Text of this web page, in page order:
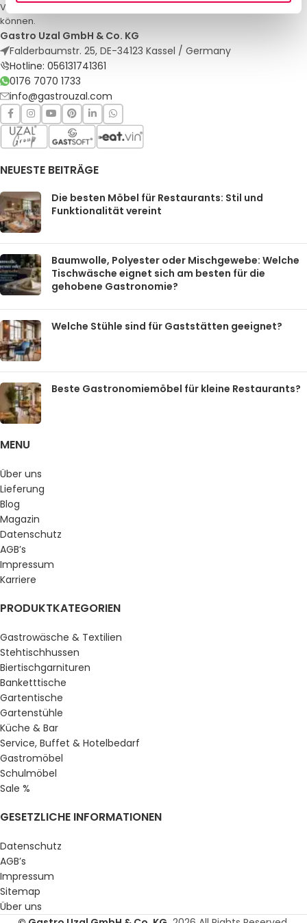
Veranstaltungen. Qualität und Service, auf die Sie sich verlassen
können.
Gastro Uzal GmbH & Co. KG
Falderbaumstr. 25, DE-34123 Kassel / Germany
Hotline: 056131741361
0176 7070 1733
info@gastrouzal.com
NEUESTE BEITRÄGE
Die besten Möbel für Restaurants: Stil und
Funktionalität vereint
Baumwolle, Polyester oder Mischgewebe: Welche
Tischwäsche eignet sich am besten für die
gehobene Gastronomie?
Welche Stühle sind für Gaststätten geeignet?
Beste Gastronomiemöbel für kleine Restaurants?
MENU
Über uns
Lieferung
Blog
Magazin
Datenschutz
AGB’s
Impressum
Karriere
PRODUKTKATEGORIEN
Gastrowäsche & Textilien
Stehtischhussen
Biertischgarnituren
Banketttische
Gartentische
Gartenstühle
Küche & Bar
Service, Buffet & Hotelbedarf
Gastromöbel
Schulmöbel
Sale %
GESETZLICHE INFORMATIONEN
Datenschutz
AGB’s
Impressum
Sitemap
Über uns